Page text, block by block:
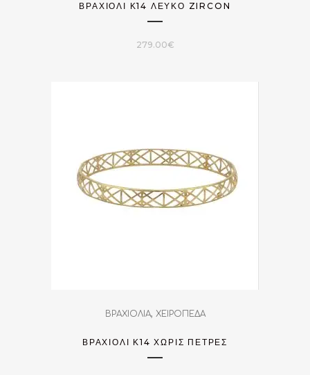
ΒΡΑΧΙΌΛΙ Κ14 ΛΕΥΚΌ ZIRCON
279.00€
ΒΡΑΧΙΟΛΙΑ, ΧΕΙΡΟΠΕΔΑ
ΒΡΑΧΙΌΛΙ Κ14 ΧΩΡΊΣ ΠΈΤΡΕΣ